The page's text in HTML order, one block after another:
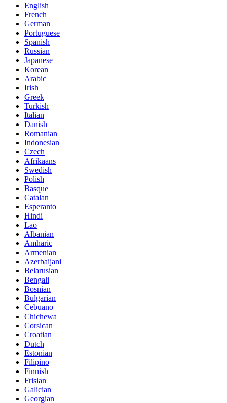
English
French
German
Portuguese
Spanish
Russian
Japanese
Korean
Arabic
Irish
Greek
Turkish
Italian
Danish
Romanian
Indonesian
Czech
Afrikaans
Swedish
Polish
Basque
Catalan
Esperanto
Hindi
Lao
Albanian
Amharic
Armenian
Azerbaijani
Belarusian
Bengali
Bosnian
Bulgarian
Cebuano
Chichewa
Corsican
Croatian
Dutch
Estonian
Filipino
Finnish
Frisian
Galician
Georgian